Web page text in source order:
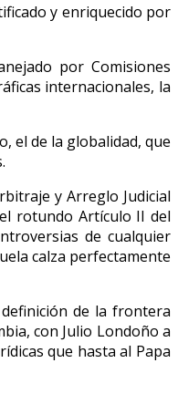
y enriquecido por
por Comisiones
internacionales, la
el de la globalidad, que
y Arreglo Judicial
rotundo Artículo II del
de cualquier
calza perfectamente
de la frontera
con Julio Londoño a
que hasta al Papa